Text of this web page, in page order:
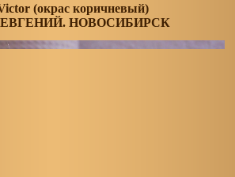
(окрас коричневый)
ЕВГЕНИЙ. НОВОСИБИРСК